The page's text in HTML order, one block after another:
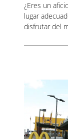
¿Eres un
lugar
disfrutar del